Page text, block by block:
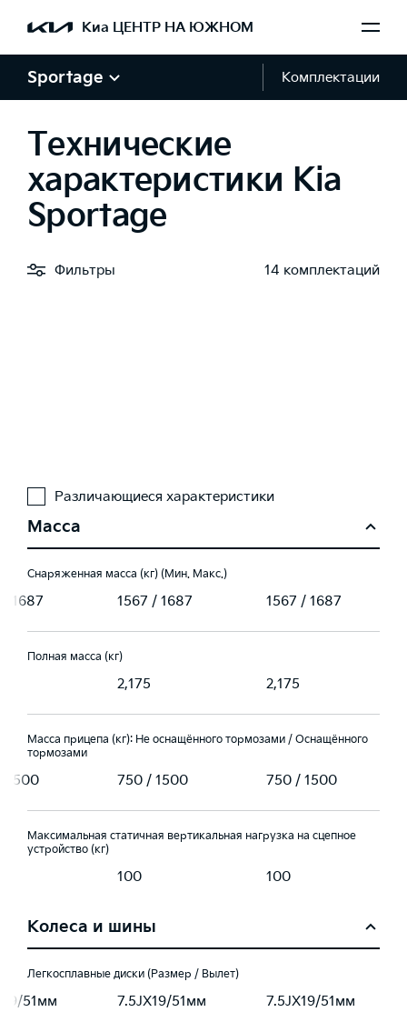
Киа ЦЕНТР НА ЮЖНОМ
Sportage Комплектации
Технические
характеристики Kia
Sportage
Фильтры 14 комплектаций
Различающиеся характеристики
Масса
Снаряженная масса (кг) (Мин. Макс.)
/ 1687 1567 / 1687 1567 / 1687
Полная масса (кг)
2,175 2,175
Масса прицепа (кг): Не оснащённого тормозами / Оснащённого
тормозами
1500 750 / 1500 750 / 1500
Максимальная статичная вертикальная нагрузка на сцепное
устройство (кг)
100 100
Колеса и шины
Легкосплавные диски (Размер / Вылет)
51мм 7.5JX19/51мм 7.5JX19/51мм